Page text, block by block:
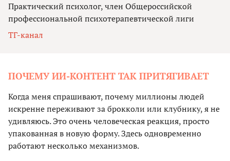
Практический психолог, член Общероссийской
профессиональной психотерапевтической лиги
ТГ-канал
ПОЧЕМУ ИИ-КОНТЕНТ ТАК ПРИТЯГИВАЕТ
Когда меня спрашивают, почему миллионы людей
искренне переживают за брокколи или клубнику, я не
удивляюсь. Это очень человеческая реакция, просто
упакованная в новую форму. Здесь одновременно
работают несколько механизмов.